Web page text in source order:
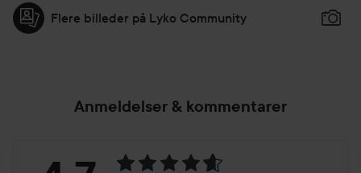
Flere billeder på Lyko Community
Anmeldelser & kommentarer